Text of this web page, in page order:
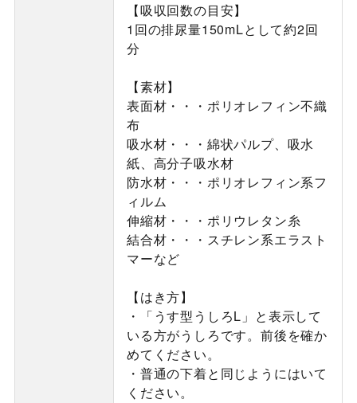
【吸収回数の目安】
1回の排尿量150mLとして約2回
分
【素材】
表面材・・・ポリオレフィン不織
布
吸水材・・・綿状パルプ、吸水
紙、高分子吸水材
防水材・・・ポリオレフィン系フ
ィルム
伸縮材・・・ポリウレタン糸
結合材・・・スチレン系エラスト
マーなど
【はき方】
・「うす型うしろL」と表示して
いる方がうしろです。前後を確か
めてください。
・普通の下着と同じようにはいて
ください。